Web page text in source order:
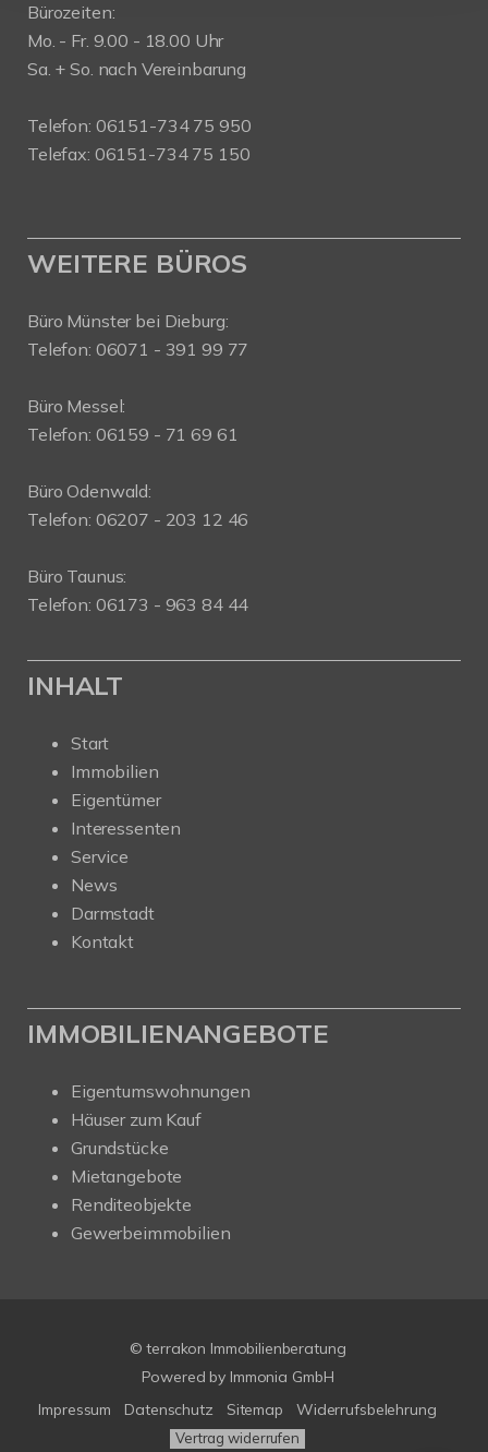
Bürozeiten:
Mo. - Fr. 9.00 - 18.00 Uhr
Sa. + So. nach Vereinbarung
Telefon: 06151-734 75 950
Telefax: 06151-734 75 150
WEITERE BÜROS
Büro Münster bei Dieburg:
Telefon: 06071 - 391 99 77
Büro Messel:
Telefon: 06159 - 71 69 61
Büro Odenwald:
Telefon: 06207 - 203 12 46
Büro Taunus:
Telefon: 06173 - 963 84 44
INHALT
Start
Immobilien
Eigentümer
Interessenten
Service
News
Darmstadt
Kontakt
IMMOBILIENANGEBOTE
Eigentumswohnungen
Häuser zum Kauf
Grundstücke
Mietangebote
Renditeobjekte
Gewerbeimmobilien
© terrakon Immobilienberatung
Powered by Immonia GmbH
Impressum
Datenschutz Sitemap Widerrufsbelehrung
Vertrag widerrufen